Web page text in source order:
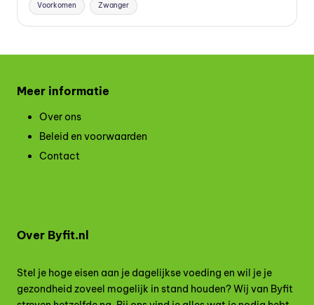
Voorkomen Zwanger
Meer informatie
Over ons
Beleid en voorwaarden
Contact
Over Byfit.nl
Stel je hoge eisen aan je dagelijkse voeding en wil je je
gezondheid zoveel mogelijk in stand houden? Wij van Byfit